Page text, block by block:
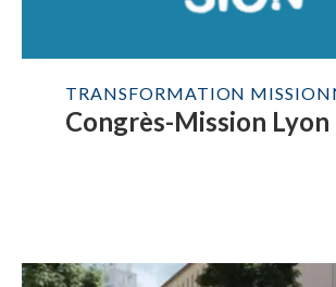
TRANSFORMATION
Congrès-Mission Lyon